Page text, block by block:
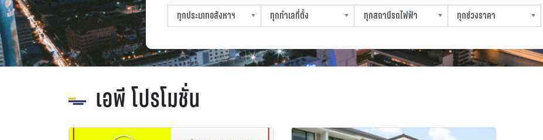
ทุกประเภทอสังหาฯ
ทุกประเภทอสังหาฯ
ทุกทำเลที่ตั้ง
ทุกทำเลที่ตั้ง
ทุกสถานีรถไฟฟ้า
ทุกสถานีรถไฟฟ้า
ทุกช่วงราคา
ทุกช่วงราคา
เอพี โปรโมชั่น